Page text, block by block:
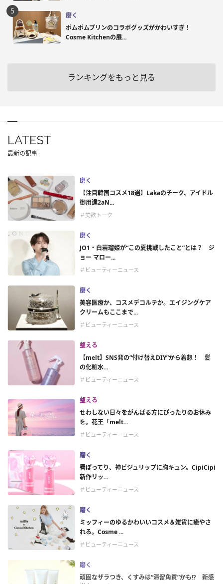
磨く
ポムポムプリンのコラボグッズがかわいすぎ！
Cosme Kitchenの展...
ランキングをもっと見る
LATEST
最新の記事
磨く
【注目韓国コスメ18選】Lakaのチーク、アイドル
御用達2aN...
＃美欲トーク
磨く
JO1・白岩瑠姫が“この夏挑戦したこと”とは？ ジ
ョー マロー...
＃ビューティーニュース
磨く
美容医療か、コスメデコルテか。エイジングケア
クリームもここまで...
＃ビューティーニュース
整える
【melt】SNS発の“付け替えDIY”から着想！ 髪
の化粧水...
＃ビューティーニュース
整える
せわしない日々をがんばる方にぴったりのお休み
を。花王「melt...
＃ビューティーニュース
磨く
唇ぽってり、神ビジュリップに胸キュン。CipiCipi
新作リッ...
＃ビューティーニュース
磨く
ミッフィーのゆるかわいいコスメ＆雑貨に癒やさ
れる。Cosme ...
＃ビューティーニュース
磨く
頑固なザラつき、くすみは“滞留角質”かも!? 新感